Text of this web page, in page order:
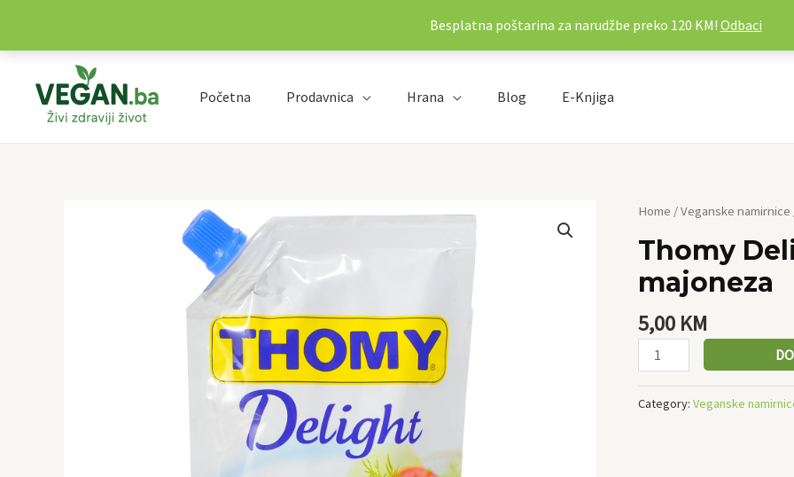
sadržaj
Početna Prodavnica Hrana Blog E-Knjiga
Home /Veganske namirnice
Thomy
majoneza
5,00 KM
Thomy
veganska
majoneza
quantity
Category: Veganske
Besplatna poštarina za narudžbe preko 120 KM! Odbaci